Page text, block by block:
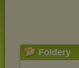
Foldery